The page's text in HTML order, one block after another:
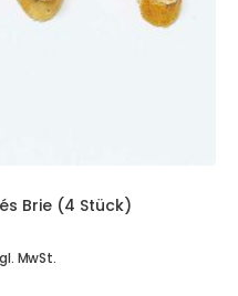
Brie (4 Stück)
MwSt.